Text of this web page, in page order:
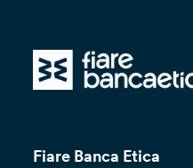
Fiare Banca Etica